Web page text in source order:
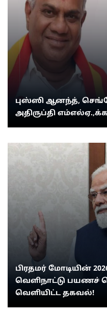
புஸ்ஸி ஆனந்த்,
அதிருப்தி
பிரதமர் மோடியின்
வெளிநாட்டு பயணச்
வெளியிட்ட தகவல்!